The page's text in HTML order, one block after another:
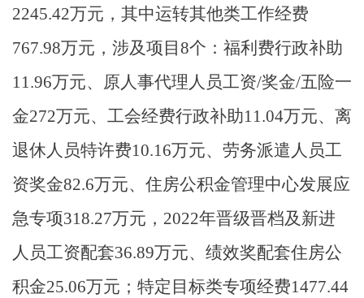
2245.42万元，其中运转其他类工作经费
767.98万元，涉及项目8个：福利费行政补助
11.96万元、原人事代理人员工资/奖金/五险一
金272万元、工会经费行政补助11.04万元、离
退休人员特许费10.16万元、劳务派遣人员工
资奖金82.6万元、住房公积金管理中心发展应
急专项318.27万元，2022年晋级晋档及新进
人员工资配套36.89万元、绩效奖配套住房公
积金25.06万元；特定目标类专项经费1477.44